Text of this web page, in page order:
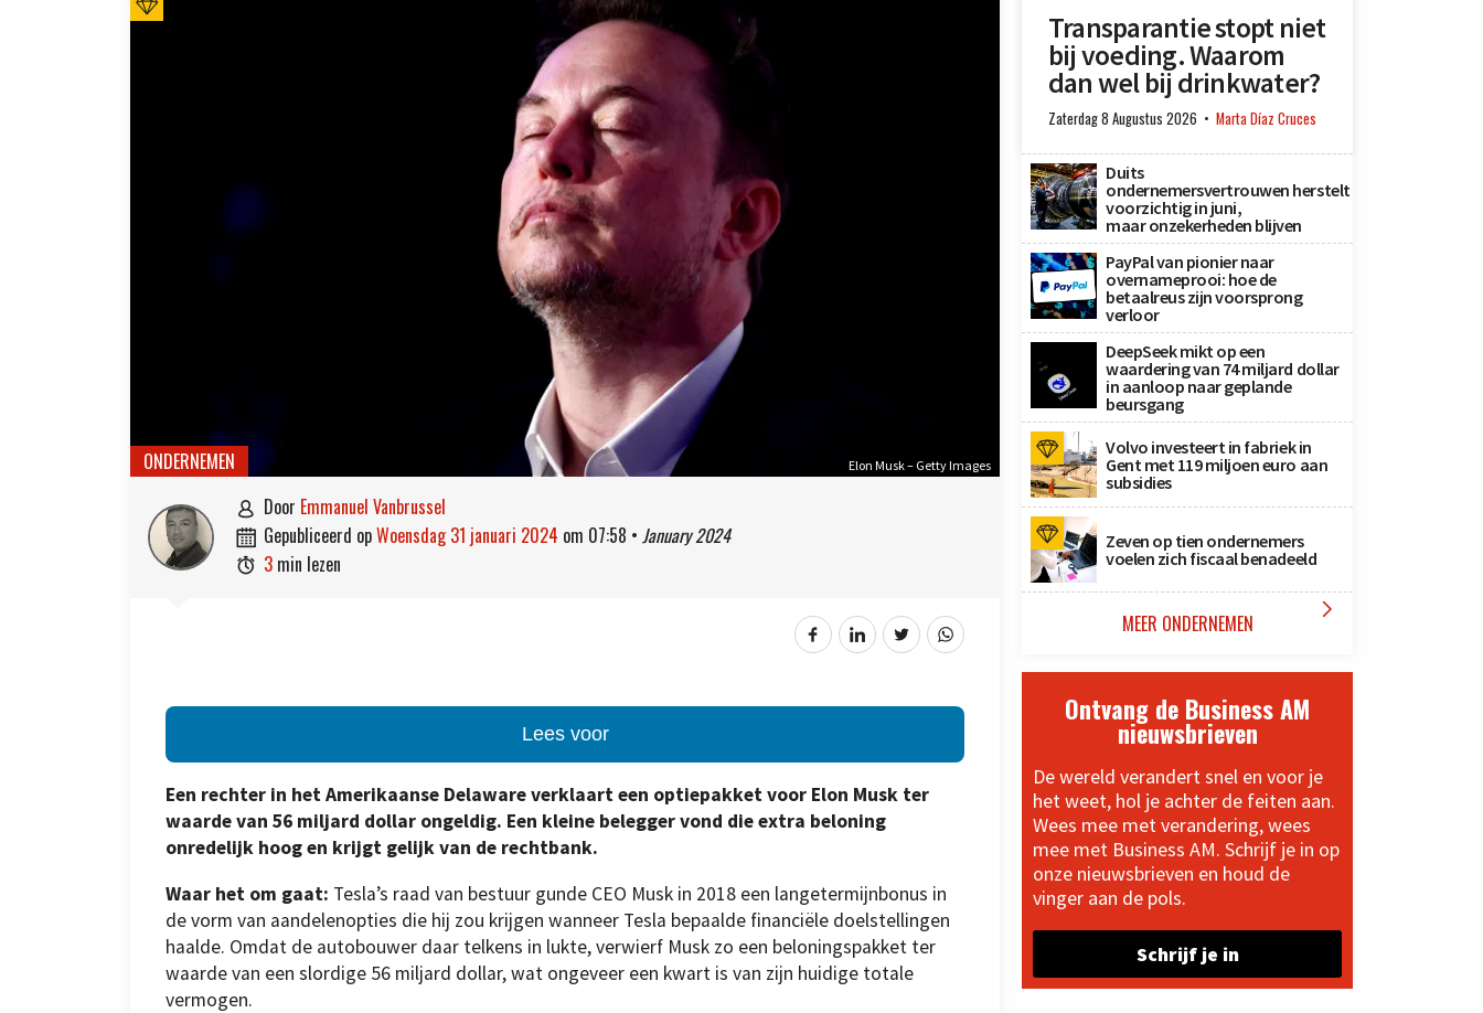
Elon Musk – Getty Images
ONDERNEMEN
 door Emmanuel Vanbrussel
 gepubliceerd op woensdag 31 januari 2024 om 07:58 • January 2024
 3 min lezen
Lees voor
Een rechter in het Amerikaanse Delaware verklaart een optiepakket voor Elon Musk ter
waarde van 56 miljard dollar ongeldig. Een kleine belegger vond die extra beloning
onredelijk hoog en krijgt gelijk van de rechtbank.
Waar het om gaat: Tesla’s raad van bestuur gunde CEO Musk in 2018 een langetermijnbonus in
de vorm van aandelenopties die hij zou krijgen wanneer Tesla bepaalde financiële doelstellingen
haalde. Omdat de autobouwer daar telkens in lukte, verwierf Musk zo een beloningspakket ter
waarde van een slordige 56 miljard dollar, wat ongeveer een kwart is van zijn huidige totale
vermogen.
Transparantie stopt niet
bij voeding. Waarom
dan wel bij drinkwater?
Zaterdag 8 Augustus 2026 Marta Díaz Cruces
Duits
ondernemersvertrouwen herstelt
voorzichtig in juni,
maar onzekerheden blijven
PayPal van pionier naar
overnameprooi: hoe de
betaalreus zijn voorsprong
verloor
DeepSeek mikt op een
waardering van 74 miljard dollar
in aanloop naar geplande
beursgang
Volvo investeert in fabriek in
Gent met 119 miljoen euro aan
subsidies
Zeven op tien ondernemers
voelen zich fiscaal benadeeld
MEER ONDERNEMEN 
Ontvang de Business AM
nieuwsbrieven
De wereld verandert snel en voor je
het weet, hol je achter de feiten aan.
Wees mee met verandering, wees
mee met Business AM. Schrijf je in op
onze nieuwsbrieven en houd de
vinger aan de pols.
Schrijf je in